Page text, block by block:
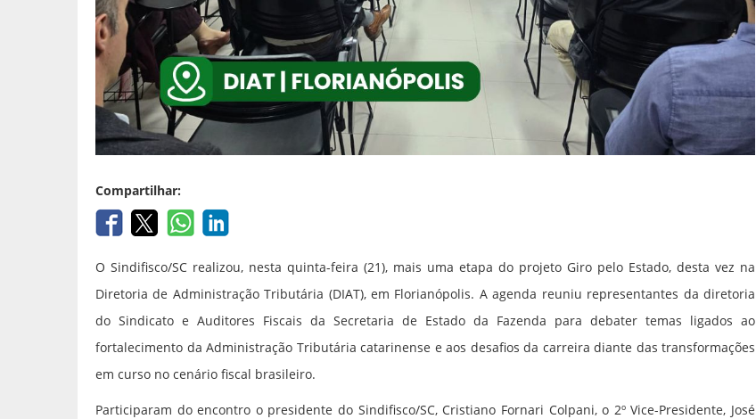
Compartilhar:
O Sindifisco/SC realizou, nesta quinta-feira (21), mais uma etapa do projeto Giro pelo Estado, desta vez na
Diretoria de Administração Tributária (DIAT), em Florianópolis. A agenda reuniu representantes da diretoria
do Sindicato e Auditores Fiscais da Secretaria de Estado da Fazenda para debater temas ligados ao
fortalecimento da Administração Tributária catarinense e aos desafios da carreira diante das transformações
em curso no cenário fiscal brasileiro.
Participaram do encontro o presidente do Sindifisco/SC, Cristiano Fornari Colpani, o 2º Vice-Presidente, José